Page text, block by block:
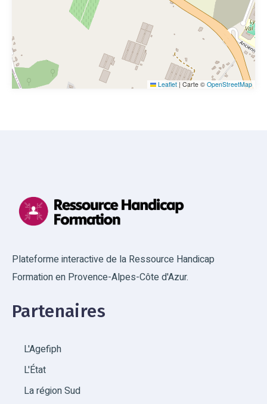
Leaflet | Carte © OpenStreetMap
Plateforme interactive de la Ressource Handicap
Formation en Provence-Alpes-Côte d'Azur.
Partenaires
L'Agefiph
L'État
La région Sud